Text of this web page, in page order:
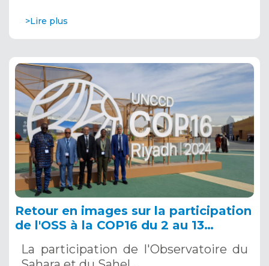
>Lire plus
Retour en images sur la participation
de l'OSS à la COP16 du 2 au 13
Saoudite
La participation de l'Observatoire du